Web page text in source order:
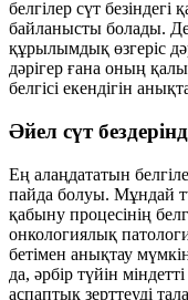
белгілер сүт безіндегі
байланысты болады.
құрылымдық өзгеріс
дәрігер ғана оның
белгісі екендігін
Әйел сүт
Ең алаңдататын
пайда болуы. Мұндай
қабыну процесінің
онкологиялық
бетімен анықтау
да, әрбір түйін
аспаптық зерттеуді